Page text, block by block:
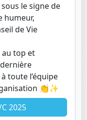
le signe de
humeur,
de Vie
au top et
toute l’équipe
👏✨
2025